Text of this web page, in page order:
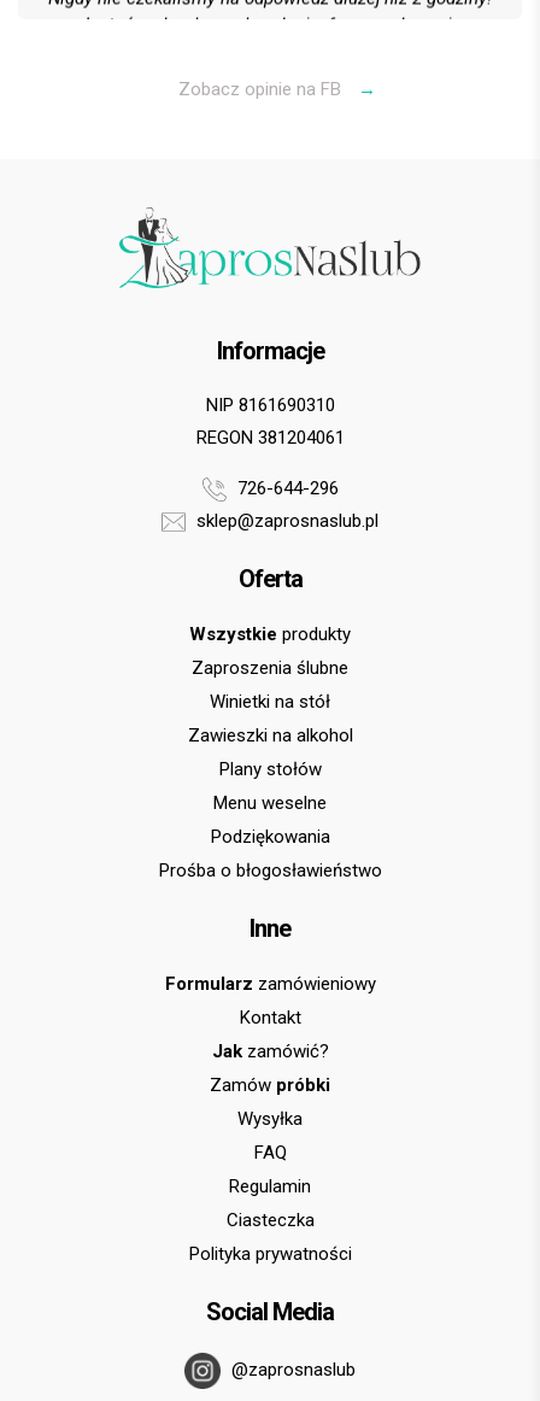
Jesteśmy bardzo zadowoleni z formy wykonania
Polecamy gorąco! 6 gwiazdek na 5 możliwych
Zobacz opinie na FB →
Informacje
NIP 8161690310
REGON 381204061
726-644-296
sklep@zaprosnaslub.pl
Oferta
Wszystkie produkty
Zaproszenia ślubne
Winietki na stół
Zawieszki na alkohol
Plany stołów
Menu weselne
Podziękowania
Prośba o błogosławieństwo
Inne
Formularz zamówieniowy
Kontakt
Jakzamówić?
Zamów próbki
Wysyłka
FAQ
Regulamin
Ciasteczka
Polityka prywatności
Social Media
@zaprosnaslub